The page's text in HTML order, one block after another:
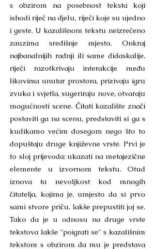
s obzirom na posebnost teksta koji
ishodi riječ na djelu, riječi koje su ujedno
i geste. U kazališnom tekstu neizrečeno
zauzima središnje mjesto. Onkraj
najbanalnijih radnji ili same didaskalije,
riječi razotkrivaju interakcije među
likovima unutar prostora, prizivaju igru
zvuka i svjetla, sugeriraju nove, otvaraju
mogućnosti scene. Čitati kazalište znači
postaviti ga na scenu, predstaviti si ga s
kudikamo većim dosegom nego što to
dopuštaju druge književne vrste. Prvi je
to sloj prijevoda: ukazati na metajezične
elemente u izvornom tekstu. Otud
iznova ta nevoljkost kod mnogih
čitatelja, kojima je, umjesto da si prvo
sami stvore priču, lakše prepustiti joj se.
Tako da je u odnosu na druge vrste
tekstova lakše "poigrati se" s kazališnim
tekstom s obzirom da mu je predstava